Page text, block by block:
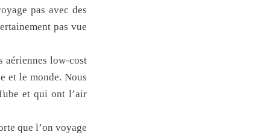
pas avec des
pas vue
aériennes low-cost
et le monde. Nous
et qui ont l’air
que l’on voyage